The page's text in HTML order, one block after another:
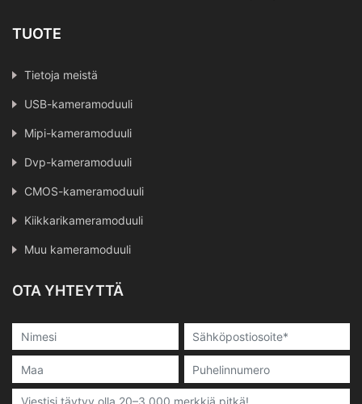
TUOTE
Tietoja meistä
USB-kameramoduuli
Mipi-kameramoduuli
Dvp-kameramoduuli
CMOS-kameramoduuli
Kiikkarikameramoduuli
Muu kameramoduuli
OTA YHTEYTTÄ